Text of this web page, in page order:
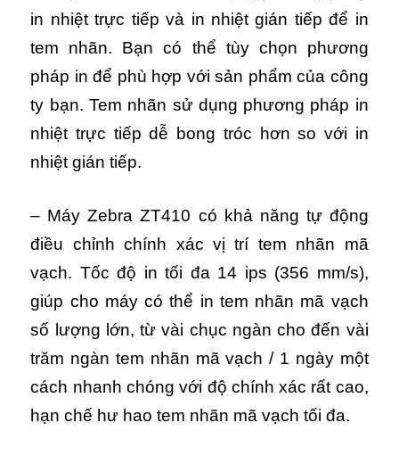
in nhiệt trực tiếp và in nhiệt gián tiếp để in
tem nhãn. Bạn có thể tùy chọn phương
pháp in để phù hợp với sản phẩm của công
ty bạn. Tem nhãn sử dụng phương pháp in
nhiệt trực tiếp dễ bong tróc hơn so với in
nhiệt gián tiếp.
– Máy Zebra ZT410 có khả năng tự động
điều chỉnh chính xác vị trí tem nhãn mã
vạch. Tốc độ in tối đa 14 ips (356 mm/s),
giúp cho máy có thể in tem nhãn mã vạch
số lượng lớn, từ vài chục ngàn cho đến vài
trăm ngàn tem nhãn mã vạch / 1 ngày một
cách nhanh chóng với độ chính xác rất cao,
hạn chế hư hao tem nhãn mã vạch tối đa.